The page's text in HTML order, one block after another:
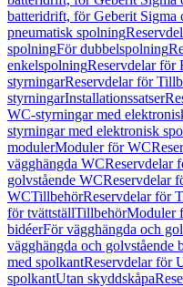
batteridrift, för Geberit Sigma
pneumatisk spolning
spolningFör dubbelspolning
enkelspolningReservdelar för
styrningarReservdelar för
styrningarInstallationssatser
WC-styrningar med
styrningar med elektronisk
modulerModuler för WC
vägghängda WCReservdelar
golvstående WCReservdelar
WCTillbehörReservdelar för
för tvättställTillbehörModuler
bidéerFör vägghängda och
vägghängda och golvstående
med spolkantReservdelar för
spolkantUtan skyddskåpa